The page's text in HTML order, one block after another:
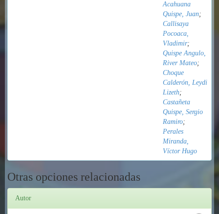
Acahuana
Quispe, Juan;
Callisaya
Pocoaca,
Vladimir;
Quispe Angulo,
River Mateo;
Choque
Calderón, Leydi
Lizeth;
Castañeta
Quispe, Sergio
Ramiro;
Perales
Miranda,
Víctor Hugo
Otras opciones relacionadas
Autor